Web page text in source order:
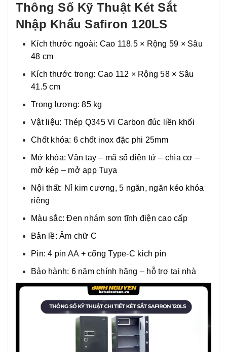
Thông Số Kỹ Thuật Két Sắt
Nhập Khẩu Safiron 120LS
Kích thước ngoài: Cao 118.5 × Rộng 59 × Sâu
48 cm
Kích thước trong: Cao 112 × Rộng 58 × Sâu
41.5 cm
Trọng lượng: 85 kg
Vật liệu: Thép Q345 Vi Carbon đúc liền khối
Chốt khóa: 6 chốt inox đặc phi 25mm
Mở khóa: Vân tay – mã số điện tử – chìa cơ –
mở kép – mở app Tuya
Nội thất: Nỉ kim cương, 5 ngăn, ngăn kéo khóa
riêng
Màu sắc: Đen nhám sơn tĩnh điện cao cấp
Bản lề: Âm chữ C
Pin: 4 pin AA + cổng Type-C kích pin
Bảo hành: 6 năm chính hãng – hỗ trợ tại nhà